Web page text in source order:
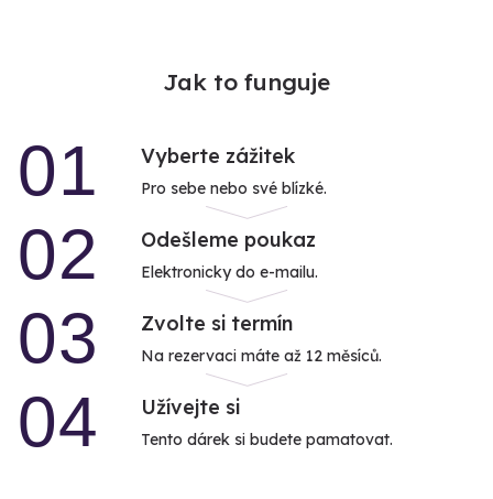
Jak to funguje
01 Vyberte zážitek
Pro sebe nebo své blízké.
02 Odešleme poukaz
Elektronicky do e-mailu.
03 Zvolte si termín
Na rezervaci máte až 12 měsíců.
04 Užívejte si
Tento dárek si budete pamatovat.